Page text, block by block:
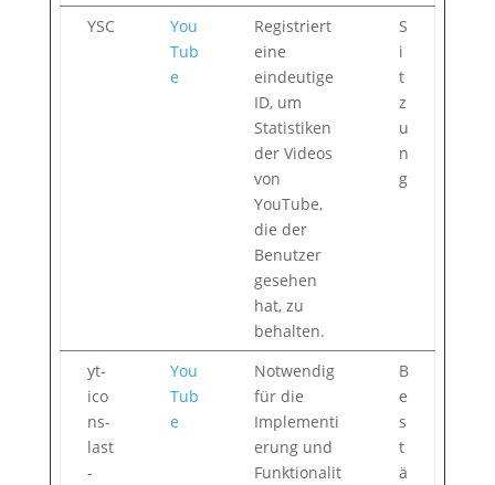
YSC
You
Tub
e
Registriert
eine
eindeutige
ID, um
Statistiken
der Videos
von
YouTube,
die der
Benutzer
gesehen
hat, zu
behalten.
S
i
t
z
u
n
g
yt-
ico
ns-
last
-
You
Tub
e
Notwendig
für die
Implementi
erung und
Funktionalit
B
e
s
t
ä